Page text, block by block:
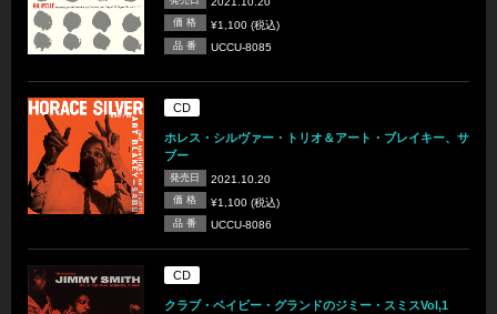
価 格 ¥1,100 (税込)
品 番 UCCU-8085
CD
ホレス・シルヴァー・トリオ＆アート・ブレイキー、サ
ブー
発売日 2021.10.20
価 格 ¥1,100 (税込)
品 番 UCCU-8086
CD
クラブ・ベイビー・グランドのジミー・スミスVol,1